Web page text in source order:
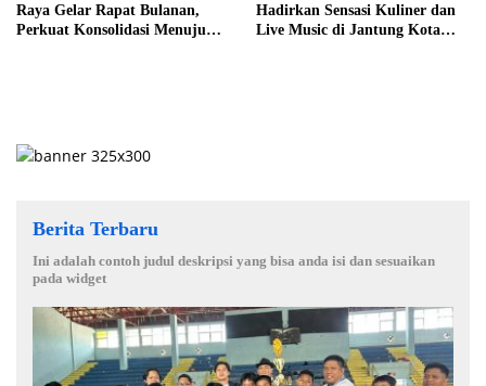
Raya Gelar Rapat Bulanan,
Perkuat Konsolidasi Menuju
Hadirkan Sensasi Kuliner dan
Live Music di Jantung Kota
Berita Terbaru
Ini adalah contoh judul deskripsi yang bisa anda isi dan sesuaikan
pada widget